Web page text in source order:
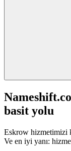
basit yolu
Eskrow hizmetimizi
Ve en iyi yanı: